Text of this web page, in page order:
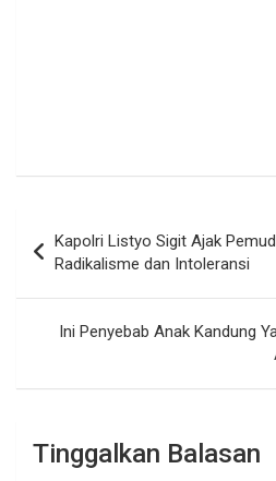
pos
Kapolri Listyo Sigit Ajak
Radikalisme dan Intoleransi
Ini Penyebab Anak Kandung
Tinggalkan Balasan